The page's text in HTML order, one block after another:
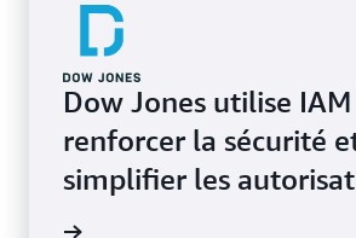
Dow Jones utilise
renforcer la sécurité
simplifier les